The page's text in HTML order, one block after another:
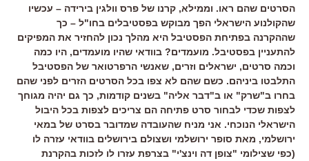
הסרטים שהם ראו. וממילא, קרנו של פרס וולגין בירידה – עכשיו
שהקולנוע הישראלי הפך מבוקש בפסטיבלים בחו"ל – כך
שההקרנה בפתיחת הפסטיבל היא מהלך נכון להחזיר את המפיקים
להתעניין בפסטיבל. מועמדים? בוודאי שהיו מועמדים, היו כמה
וכמה סרטים, ישראלים וזרים, שאנשי הרפרטואר של הפסטיבל
התלבטו ביניהם. כשם שהם לא צפו בכל הסרטים הזרים לפני שהם
בחרו ב"שרק" או ב"דבר אליה" בשנים קודמות, כך גם יהיה מגוחך
לצפות שכדי לבחור סרט פתיחה הם צריכים לצפות בכל היבול
הישראלי הנוכחי. אני מניח שהעובדה שמדובר בסרט של במאי
ירושלמי, מאת סופר ירושלמי ושצולם בירושלים בוודאי עזרה לו
(כפי שצילומי "צופן דה וינצ'י" בצרפת עזרו לו לזכות בהקרנת